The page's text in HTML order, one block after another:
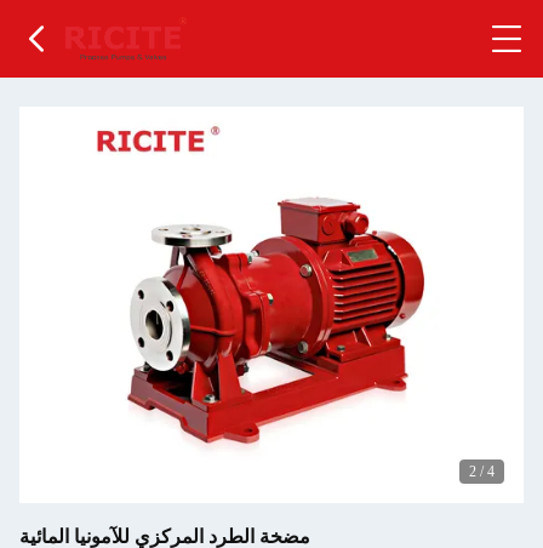
2 / 4
مضخة الطرد المركزي للآمونيا المائية